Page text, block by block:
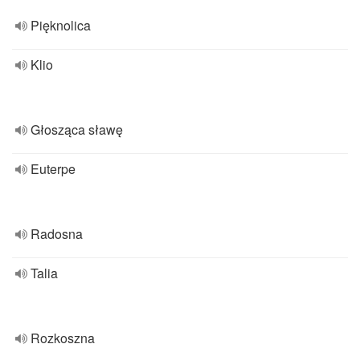
Pięknolica
Klio
Głosząca sławę
Euterpe
Radosna
Talia
Rozkoszna